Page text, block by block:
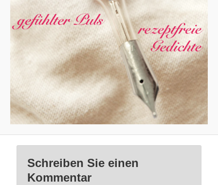
Schreiben Sie einen
Kommentar